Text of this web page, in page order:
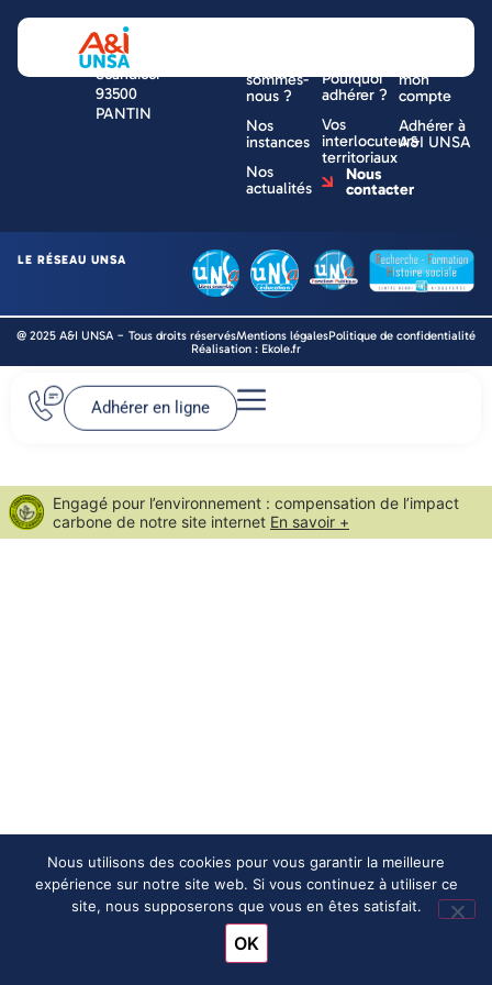
Tour ESSOR
14 rue
Scandicci
93500
PANTIN
sommes-
nous ?
Nos
instances
Nos
actualités
Pourquoi
adhérer ?
Vos
interlocuteurs
territoriaux
Nous
contacter
mon
compte
Adhérer à
A&I UNSA
LE RÉSEAU UNSA
@ 2025 A&I UNSA − Tous droits réservésMentions légalesPolitique de confidentialité
Réalisation : Ekole.fr
Adhérer en ligne
Nous utilisons des cookies pour vous garantir la meilleure
expérience sur notre site web. Si vous continuez à utiliser ce
site, nous supposerons que vous en êtes satisfait.
OK
Engagé pour l’environnement : compensation de l’impact
carbone de notre site internet En savoir +